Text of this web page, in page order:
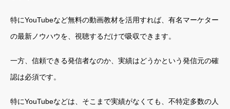
特にYouTubeなど無料の動画教材を活用すれば、有名マーケター
の最新ノウハウを、視聴するだけで吸収できます。
一方、信頼できる発信者なのか、実績はどうかという発信元の確
認は必須です。
特にYouTubeなどは、そこまで実績がなくても、不特定多数の人